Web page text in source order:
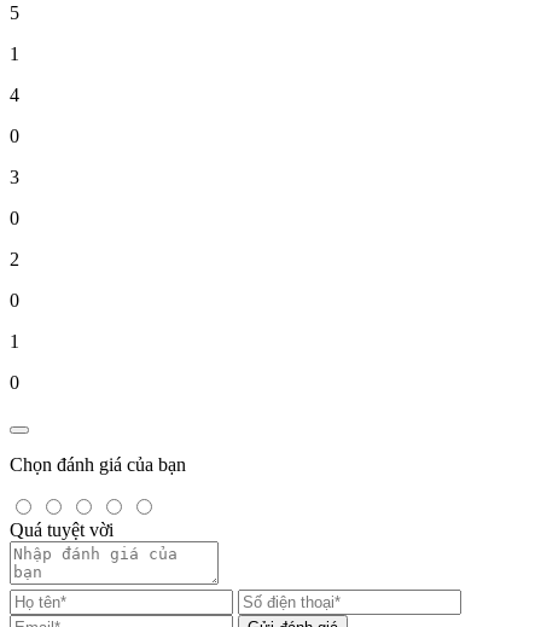
5
1
4
0
3
0
2
0
1
0
Chọn đánh giá của bạn
Quá tuyệt vời